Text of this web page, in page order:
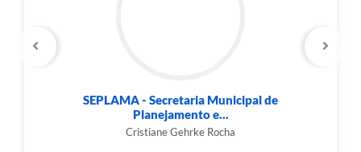
SEPLAMA - Secretaria Municipal de
Planejamento e...
Cristiane Gehrke Rocha